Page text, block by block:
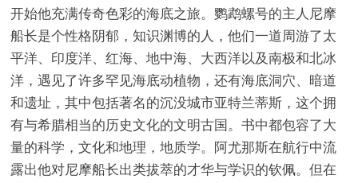
开始他充满传奇色彩的海底之旅。鹦鹉螺号的主人尼摩
船长是个性格阴郁，知识渊博的人，他们一道周游了太
平洋、印度洋、红海、地中海、大西洋以及南极和北冰
洋，遇见了许多罕见海底动植物，还有海底洞穴、暗道
和遗址，其中包括著名的沉没城市亚特兰蒂斯，这个拥
有与希腊相当的历史文化的文明古国。书中都包容了大
量的科学，文化和地理，地质学。阿尤那斯在航行中流
露出他对尼摩船长出类拔萃的才华与学识的钦佩。但在